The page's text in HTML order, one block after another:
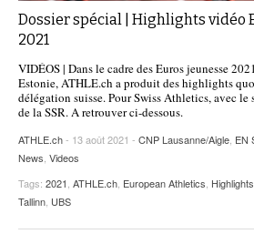
Dossier spécial | Highlights vidéo
2021
VIDÉOS | Dans le cadre des Euros jeunesse
Estonie, ATHLE.ch a produit des highlights
délégation suisse. Pour Swiss Athletics, avec
de la SSR. A retrouver ci-dessous.
ATHLE.ch- 13 août 2021 - CNP Lausanne/Aigle EN
News Videos
Tags: 2021 ATHLE.ch European Athletics Highlights
Tallinn UBS